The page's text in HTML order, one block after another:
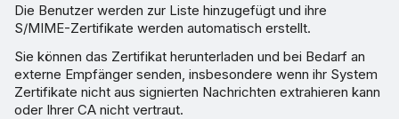
Die Benutzer werden zur Liste hinzugefügt und ihre
S/MIME-Zertifikate werden automatisch erstellt.
Sie können das Zertifikat herunterladen und bei Bedarf an
externe Empfänger senden, insbesondere wenn ihr System
Zertifikate nicht aus signierten Nachrichten extrahieren kann
oder Ihrer CA nicht vertraut.